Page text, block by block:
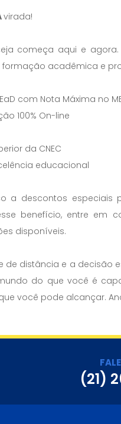
virada!
começa aqui e agora.
acadêmica e
com Nota Máxima no
100% On-line
da CNEC
educacional
a descontos
benefício, entre em
disponíveis.
de distância e a decisão
do que você é
você pode alcançar.
(21)